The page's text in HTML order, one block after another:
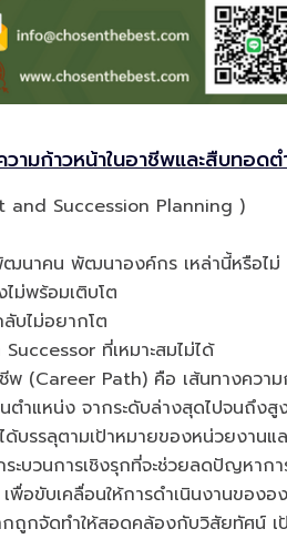
ามก้าวหน้าในอาชีพและสืบทอ
and Succession Planning )
คน พัฒนาองค์กร เหล่านี้หรือไม่
ม่พร้อมเติบโต
บไม่อยากโต
ที่เหมาะสมไม่ได้
พ (Career Path) คือ เส้นทางควา
ตำแหน่ง จากระดับล่างสุดไปจนถึ
ด้บรรลุตามเป้าหมายของหน่วยงา
ะบวนการเชิงรุกที่จะช่วยลดปัญหา
อขับเคลื่อนให้การดำเนินงานของอ
กถูกจัดทำให้สอดคล้องกับวิสัยทัศน์